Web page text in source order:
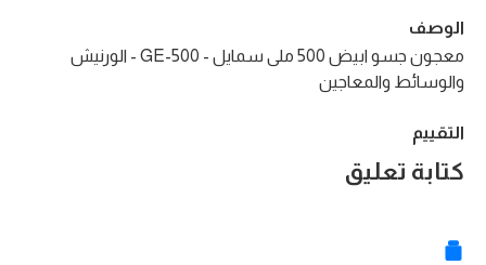
الوصف
معجون جسو ابيض 500 ملى سمايل - GE-500 - الورنيش
والوسائط والمعاجين
التقييم
كتابة تعليق